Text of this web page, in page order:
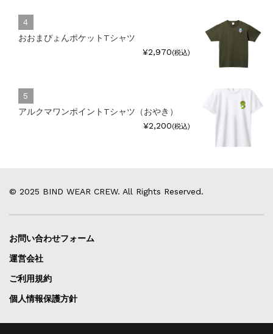
おおまぴょんポケットTシャツ
¥2,970(税込)
アルクマワンポイントTシャツ（おやき）
¥2,200(税込)
© 2025 BIND WEAR CREW. All Rights Reserved.
お問い合わせフォーム
運営会社
ご利用規約
個人情報保護方針